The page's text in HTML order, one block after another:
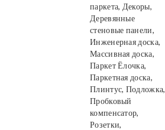
паркета, Декоры,
Деревянные
стеновые панели,
Инженерная доска,
Массивная доска,
Паркет Ёлочка,
Паркетная доска,
Плинтус, Подложка,
Пробковый
компенсатор,
Розетки,